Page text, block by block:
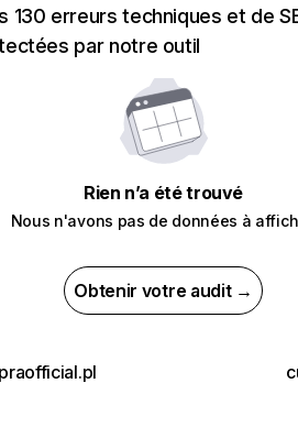
130 erreurs techniques et de
par notre outil
Rien n’a été trouvé
Nous n'avons pas de données à
Obtenir votre audit →